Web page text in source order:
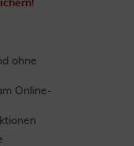
ohne
Online-